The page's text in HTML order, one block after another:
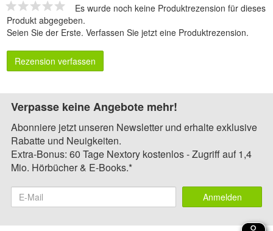
Es wurde noch keine Produktrezension für dieses
Produkt abgegeben.
Seien Sie der Erste. Verfassen Sie jetzt eine Produktrezension.
Rezension verfassen
Verpasse keine Angebote mehr!
Abonniere jetzt unseren Newsletter und erhalte exklusive
Rabatte und Neuigkeiten.
Extra-Bonus: 60 Tage Nextory kostenlos - Zugriff auf 1,4
Mio. Hörbücher & E-Books.*
Anmelden